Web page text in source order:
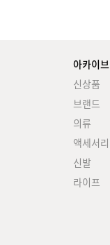
아카이브
신상품
브랜드
의류
액세서리
신발
라이프